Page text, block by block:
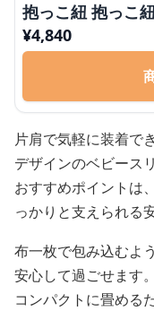
抱っこ紐 抱っこ
¥4,840
片肩で気軽に装着で
デザインのベビース
おすすめポイントは
っかりと支えられる
布一枚で包み込むよ
安心して過ごせます。
コンパクトに畳める